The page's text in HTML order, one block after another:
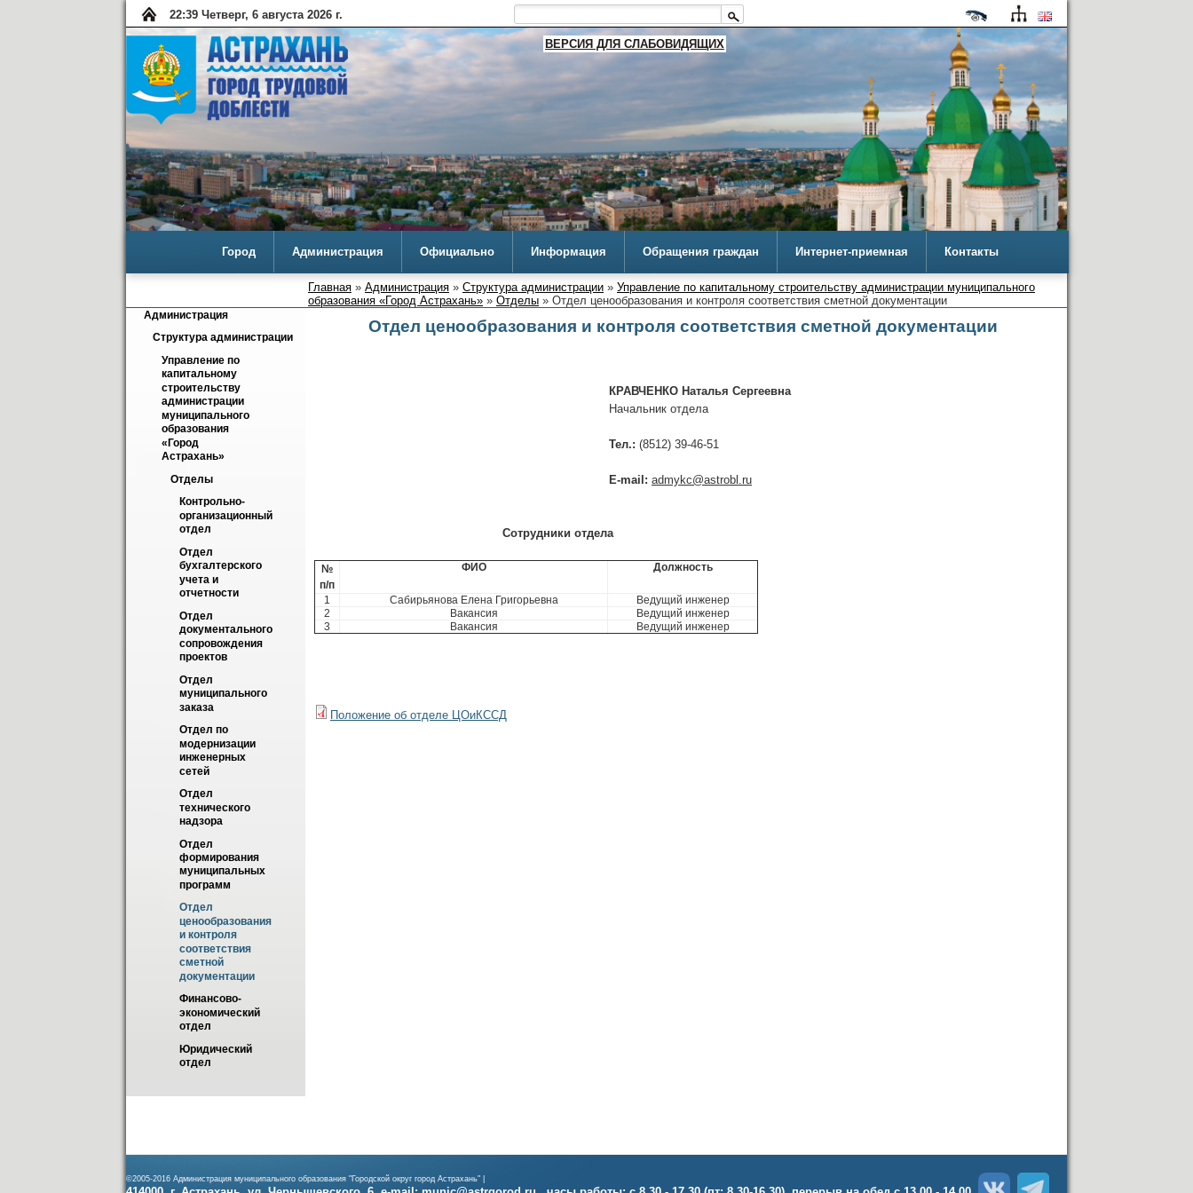
22:40 Четверг, 6 августа 2026 г.
ВЕРСИЯ ДЛЯ СЛАБОВИДЯЩИХ
Город Администрация Официально Информация Обращения граждан Интернет-приемная Контакты
Главная » Администрация » Структура администрации » Управление по капитальному строительству администрации муниципального
образования «Город Астрахань» » Отделы » Отдел ценообразования и контроля соответствия сметной документации
Администрация
Структура администрации
Управление по
капитальному
строительству
администрации
муниципального
образования
«Город
Астрахань»
Отделы
Контрольно-
организационный
отдел
Отдел
бухгалтерского
учета и
отчетности
Отдел
документального
сопровождения
проектов
Отдел
муниципального
заказа
Отдел по
модернизации
инженерных
сетей
Отдел
технического
надзора
Отдел
формирования
муниципальных
программ
Отдел
ценообразования
и контроля
соответствия
сметной
документации
Финансово-
экономический
отдел
Юридический
отдел
Отдел ценообразования и контроля соответствия сметной документации
КРАВЧЕНКО Наталья Сергеевна
Начальник отдела
Тел.: (8512) 39-46-51
E-mail: admykc@astrobl.ru
Сотрудники отдела
№
п/п
ФИО Должность
1 Сабирьянова Елена Григорьевна
Ведущий инженер
2
Вакансия
Ведущий инженер
3
Вакансия Ведущий инженер
Положение об отделе ЦОиКССД
©2005-2016 Администрация муниципального образования "Городской округ город Астрахань" |